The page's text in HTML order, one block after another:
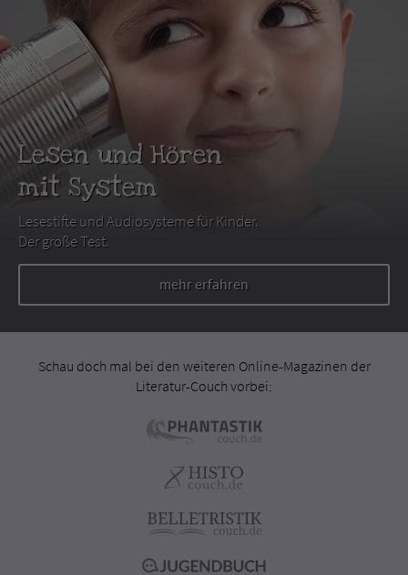
Lesen und Hören
mit System
Lesestifte und Audiosysteme für Kinder.
Der große Test.
mehr erfahren
Schau doch mal bei den weiteren Online-Magazinen der
Literatur-Couch vorbei: